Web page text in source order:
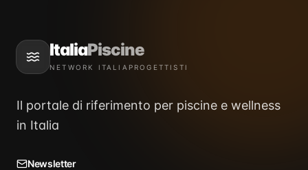
ItaliaPiscine
NETWORK ITALIAPROGETTISTI
Il portale di riferimento per piscine e wellness
in Italia
Newsletter